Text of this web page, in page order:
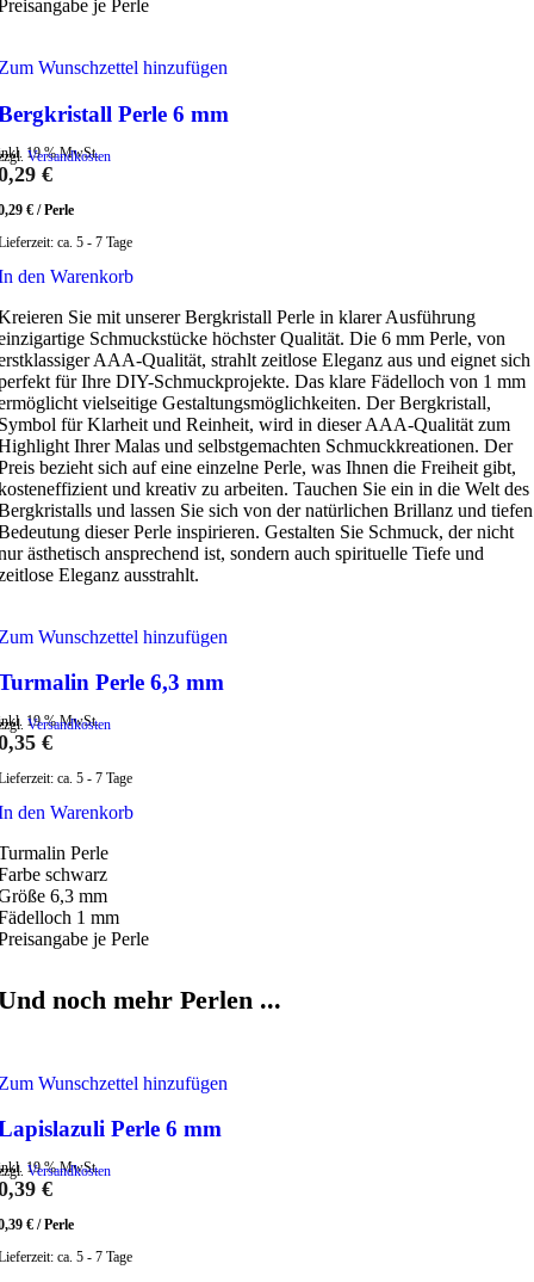
je Perle
Wunschzettel hinzufügen
Perle 6 mm
19 % MwSt.
Versandkosten
€
€ /Perle
ca. 5 - 7 Tage
den Warenkorb
Sie mit unserer Bergkristall Perle in klarer Ausführung
Schmuckstücke höchster Qualität. Die 6 mm Perle, von
AAA-Qualität, strahlt zeitlose Eleganz aus und eignet sich
für Ihre DIY-Schmuckprojekte. Das klare Fädelloch von 1 mm
vielseitige Gestaltungsmöglichkeiten. Der Bergkristall,
für Klarheit und Reinheit, wird in dieser AAA-Qualität zum
Ihrer Malas und selbstgemachten Schmuckkreationen. Der
bezieht sich auf eine einzelne Perle, was Ihnen die Freiheit gibt,
und kreativ zu arbeiten. Tauchen Sie ein in die Welt des
und lassen Sie sich von der natürlichen Brillanz und tiefen
dieser Perle inspirieren. Gestalten Sie Schmuck, der nicht
ästhetisch ansprechend ist, sondern auch spirituelle Tiefe und
Eleganz ausstrahlt.
Wunschzettel hinzufügen
Perle 6,3 mm
19 % MwSt.
Versandkosten
€
ca. 5 - 7 Tage
den Warenkorb
Perle
schwarz
6,3 mm
1 mm
je Perle
noch mehr Perlen ...
Wunschzettel hinzufügen
Perle 6 mm
19 % MwSt.
Versandkosten
€
€ /Perle
ca. 5 - 7 Tage